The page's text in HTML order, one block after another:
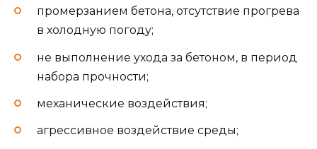
промерзанием бетона, отсутствие прогрева
в холодную погоду;
не выполнение ухода за бетоном, в период
набора прочности;
механические воздействия;
агрессивное воздействие среды;